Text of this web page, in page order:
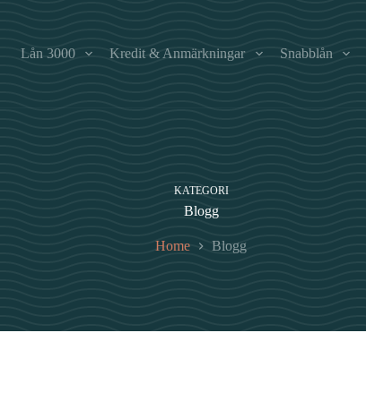
Lån 3000 Kredit & Anmärkningar Snabblån
KATEGORI
Blogg
Home Blogg